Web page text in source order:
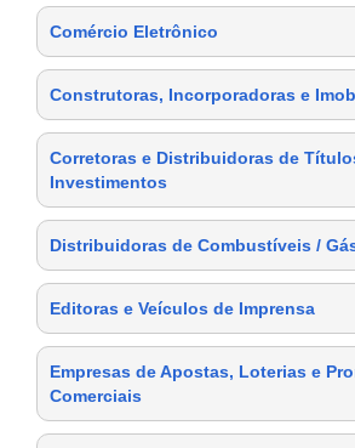
Comércio Eletrônico
Construtoras, Incorporadoras e
Corretoras e Distribuidoras de
Investimentos
Distribuidoras de Combustíveis /
Editoras e Veículos de Imprensa
Empresas de Apostas, Loterias e
Comerciais